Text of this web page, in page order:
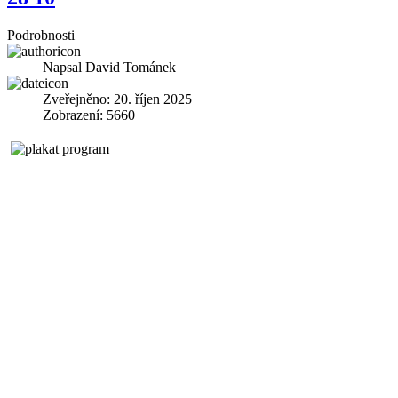
Podrobnosti
Napsal David Tománek
Zveřejněno: 20. říjen 2025
Zobrazení: 5660